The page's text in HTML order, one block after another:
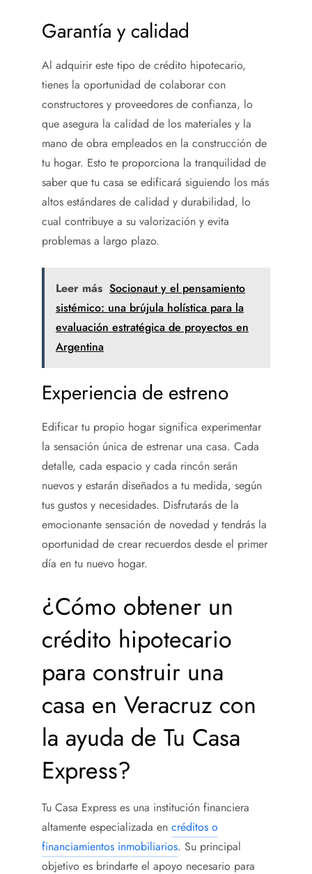
Garantía y calidad
Al adquirir este tipo de crédito hipotecario,
tienes la oportunidad de colaborar con
constructores y proveedores de confianza, lo
que asegura la calidad de los materiales y la
mano de obra empleados en la construcción de
tu hogar. Esto te proporciona la tranquilidad de
saber que tu casa se edificará siguiendo los más
altos estándares de calidad y durabilidad, lo
cual contribuye a su valorización y evita
problemas a largo plazo.
Leer más Socionaut y el pensamiento
sistémico: una brújula holística para la
evaluación estratégica de proyectos en
Argentina
Experiencia de estreno
Edificar tu propio hogar significa experimentar
la sensación única de estrenar una casa. Cada
detalle, cada espacio y cada rincón serán
nuevos y estarán diseñados a tu medida, según
tus gustos y necesidades. Disfrutarás de la
emocionante sensación de novedad y tendrás la
oportunidad de crear recuerdos desde el primer
día en tu nuevo hogar.
¿Cómo obtener un
crédito hipotecario
para construir una
casa en Veracruz con
la ayuda de Tu Casa
Express?
Tu Casa Express es una institución financiera
altamente especializada en créditos o
financiamientos inmobiliarios. Su principal
objetivo es brindarte el apoyo necesario para